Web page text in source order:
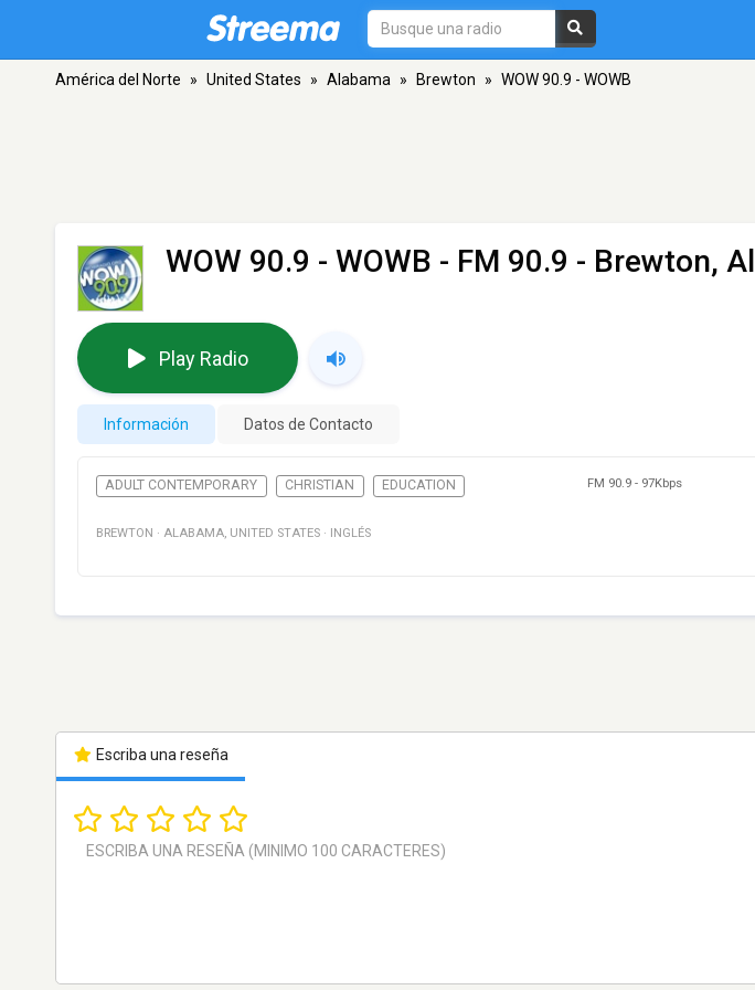
América del Norte » United States » Alabama » Brewton » WOW 90.9 - WOWB
WOW 90.9 - WOWB - FM 90.9 - Brewton, Al
Play Radio
Información Datos de Contacto
ADULT CONTEMPORARY CHRISTIAN EDUCATION FM 90.9 - 97Kbps
BREWTON · ALABAMA, UNITED STATES · INGLÉS
Escriba una reseña